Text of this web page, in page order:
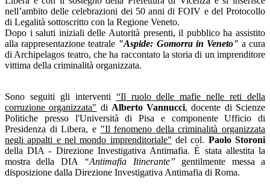
nell’ambito delle celebrazioni dei 50 anni di FOIV e del Protocollo
di Legalità sottoscritto con la Regione Veneto.
Dopo i saluti iniziali delle Autorità presenti, il pubblico ha assistito
alla rappresentazione teatrale "Aspide: Gomorra in Veneto" a cura
di Archipelagos teatro, che ha raccontato la storia di un imprenditore
vittima della criminalità organizzata.
Sono seguiti gli interventi “Il ruolo delle mafie nelle reti della
corruzione organizzata" di Alberto Vannucci, docente di Scienze
Politiche presso l'Università di Pisa e componente Ufficio di
Presidenza di Libera, e "Il fenomeno della criminalità organizzata
negli appalti e nel mondo imprenditoriale" del col. Paolo Storoni
della DIA - Direzione Investigativa Antimafia. È stata allestita la
mostra della DIA
“Antimafia Itinerante” gentilmente messa a
disposizione dalla Direzione Investigativa Antimafia di Roma.